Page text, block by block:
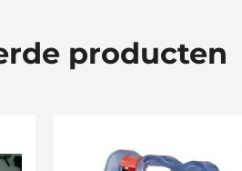
producten